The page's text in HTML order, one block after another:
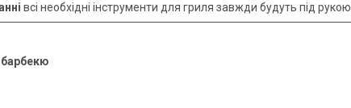
всі необхідні інструменти для гриля завжди будуть під рукою.
барбекю